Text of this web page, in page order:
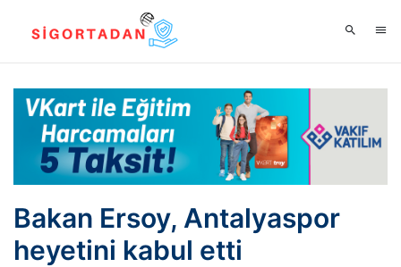
Bakan Ersoy, Antalyaspor
heyetini kabul etti